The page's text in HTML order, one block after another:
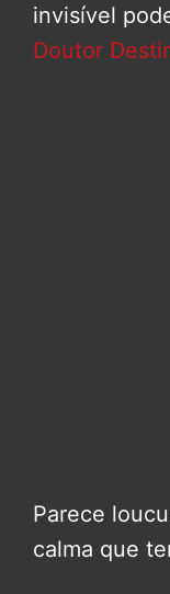
invisível
Doutor
Parece
calma que